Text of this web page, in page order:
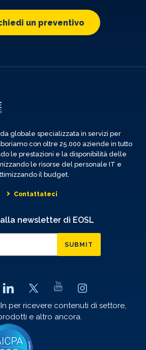
un preventivo
globale specializzata in servizi per
con oltre 25.000 aziende in tutto
le prestazioni e la disponibilità delle
le risorse del personale IT e
il budget.
Contattateci
newsletter di EOSL
SUBMIT
per ricevere contenuti di settore,
e altro ancora.